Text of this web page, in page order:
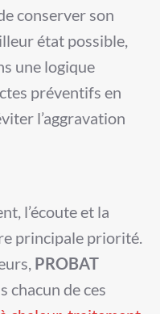
conserver son
état possible,
une logique
préventifs en
l’aggravation
l’écoute et la
principale priorité.
PROBAT
chacun de ces